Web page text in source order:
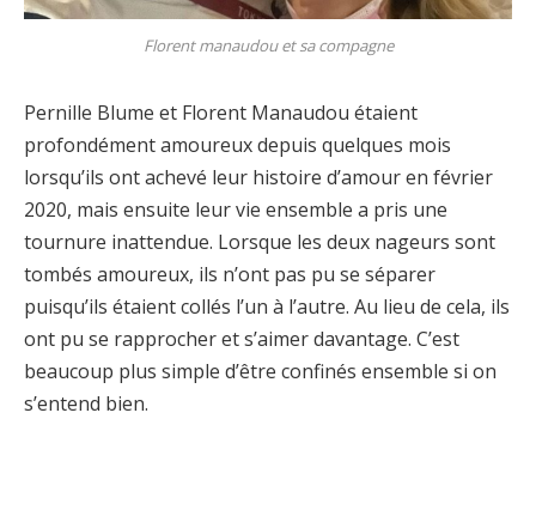
Florent manaudou et sa compagne
Pernille Blume et Florent Manaudou étaient
profondément amoureux depuis quelques mois
lorsqu’ils ont achevé leur histoire d’amour en février
2020, mais ensuite leur vie ensemble a pris une
tournure inattendue. Lorsque les deux nageurs sont
tombés amoureux, ils n’ont pas pu se séparer
puisqu’ils étaient collés l’un à l’autre. Au lieu de cela, ils
ont pu se rapprocher et s’aimer davantage. C’est
beaucoup plus simple d’être confinés ensemble si on
s’entend bien.